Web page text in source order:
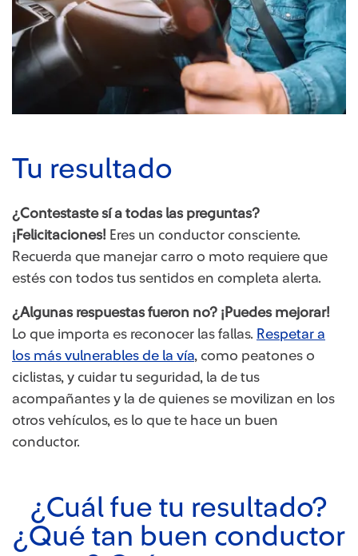
Tu resultado
¿Contestaste sí a todas las preguntas?
¡Felicitaciones! Eres un conductor consciente.
Recuerda que manejar carro o moto requiere que
estés con todos tus sentidos en completa alerta.
¿Algunas respuestas fueron no? ¡Puedes mejorar!
Lo que importa es reconocer las fallas. Respetar a
los más vulnerables de la vía, como peatones o
ciclistas, y cuidar tu seguridad, la de tus
acompañantes y la de quienes se movilizan en los
otros vehículos, es lo que te hace un buen
conductor.
¿Cuál fue tu resultado?
¿Qué tan buen conductor